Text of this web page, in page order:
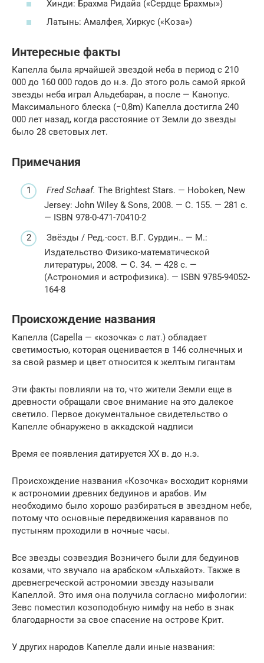
Хинди: Брахма Ридайа («Сердце Брахмы»)
Латынь: Амалфея, Хиркус («Коза»)
Интересные факты
Капелла была ярчайшей звездой неба в период с 210
000 до 160 000 годов до н.э. До этого роль самой яркой
звезды неба играл Альдебаран, а после — Канопус.
Максимального блеска (−0,8m) Капелла достигла 240
000 лет назад, когда расстояние от Земли до звезды
было 28 световых лет.
Примечания
Fred Schaaf. The Brightest Stars. — Hoboken, New
Jersey: John Wiley & Sons, 2008. — С. 155. — 281 с.
— ISBN 978-0-471-70410-2
Звёзды / Ред.-сост. В.Г. Сурдин.. — М.:
Издательство Физико-математической
литературы, 2008. — С. 34. — 428 с. —
(Астрономия и астрофизика). — ISBN 9785-94052-
164-8
Происхождение названия
Капелла (Capella — «козочка» с лат.) обладает
светимостью, которая оценивается в 146 солнечных и
за свой размер и цвет относится к желтым гигантам
Эти факты повлияли на то, что жители Земли еще в
древности обращали свое внимание на это далекое
светило. Первое документальное свидетельство о
Капелле обнаружено в аккадской надписи
Время ее появления датируется ХХ в. до н.э.
Происхождение названия «Козочка» восходит корнями
к астрономии древних бедуинов и арабов. Им
необходимо было хорошо разбираться в звездном небе,
потому что основные передвижения караванов по
пустыням проходили в ночные часы.
Все звезды созвездия Возничего были для бедуинов
козами, что звучало на арабском «Альхайот». Также в
древнегреческой астрономии звезду называли
Капеллой. Это имя она получила согласно мифологии:
Зевс поместил козоподобную нимфу на небо в знак
благодарности за свое спасение на острове Крит.
У других народов Капелле дали иные названия: